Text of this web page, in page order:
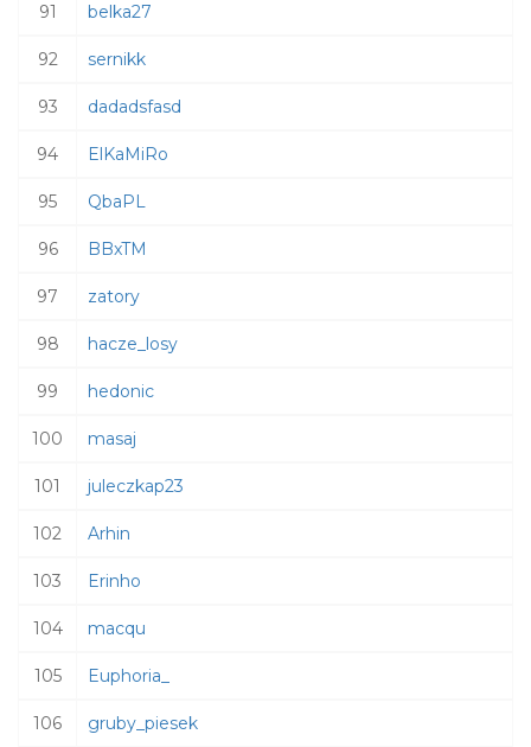
91 belka27
92 sernikk
93 dadadsfasd
94 ElKaMiRo
95 QbaPL
96 BBxTM
97 zatory
98 hacze_losy
99 hedonic
100 masaj
101 juleczkap23
102 Arhin
103 Erinho
104 macqu
105 Euphoria_
106 gruby_piesek